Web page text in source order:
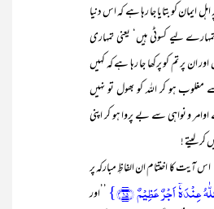
ایمان کو بتایا جا رہا ہے کہ اس دنیا
لیے کسوٹی ہیں‘ یعنی تمہاری
ان پر تم کو پرکھا جا رہا ہے کہ کہیں
ہو کر اللہ کو بھول تو نہیں
و نواہی سے بے پروا ہو کر اپنی
کر لیتے !
ان الفاظِ مبارکہ پر
عِنۡدَہٗۤ اَجۡرٌ عَظِیۡمٌ ﴿۱۵﴾}
’’اور